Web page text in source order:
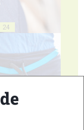
24